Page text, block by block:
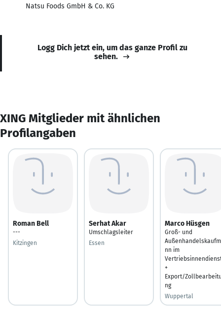
Natsu Foods GmbH & Co. KG
Logg Dich jetzt ein, um das ganze Profil zu
sehen.
XING Mitglieder mit ähnlichen
Profilangaben
Roman Bell
---
Kitzingen
Serhat Akar
Umschlagsleiter
Essen
Marco Hüsgen
Groß- und
nn im
+
Export/
ng
Wuppertal